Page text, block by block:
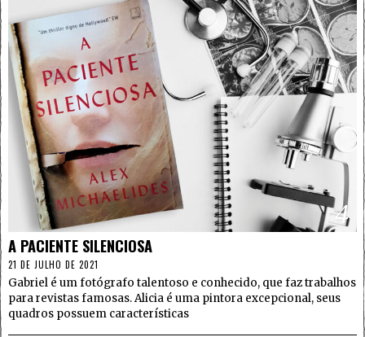
4
A PACIENTE SILENCIOSA
21 DE JULHO DE 2021
Gabriel é um fotógrafo talentoso e conhecido, que faz trabalhos
para revistas famosas. Alicia é uma pintora excepcional, seus
quadros possuem características